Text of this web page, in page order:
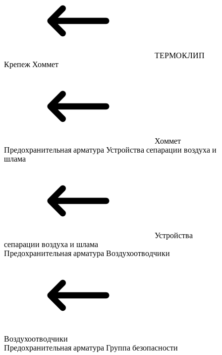
ТЕРМОКЛИП
Крепеж Хоммет
Хоммет
Предохранительная арматура Устройства сепарации воздуха и
шлама
Устройства
сепарации воздуха и шлама
Предохранительная арматура Воздухоотводчики
Воздухоотводчики
Предохранительная арматура Группа безопасности